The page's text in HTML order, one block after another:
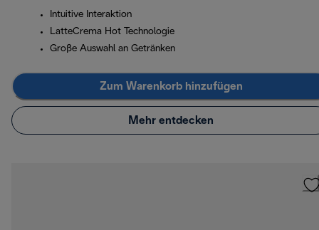
Intuitive Interaktion
LatteCrema Hot Technologie
Große Auswahl an Getränken
Zum Warenkorb hinzufügen
Mehr entdecken